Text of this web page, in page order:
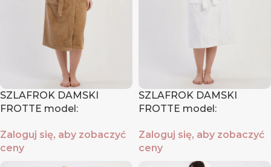
SZLAFROK DAMSKI
FROTTE model:
Zaloguj się, aby zobaczyć
ceny
SZLAFROK DAMSKI
FROTTE model:
Zaloguj się, aby zobaczyć
ceny